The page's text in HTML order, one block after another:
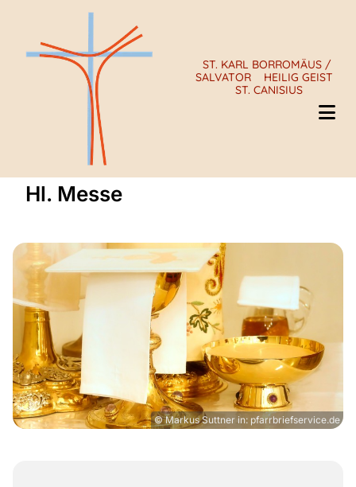
ST. KARL BORROMÄUS /
SALVATOR
HEILIG GEIST
ST. CANISIUS
Hl. Messe
© Markus Suttner in: pfarrbriefservice.de